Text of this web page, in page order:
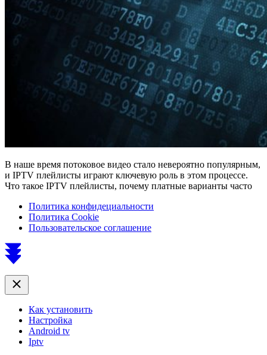
В наше время потоковое видео стало невероятно популярным,
и IPTV плейлисты играют ключевую роль в этом процессе.
Что такое IPTV плейлисты, почему платные варианты часто
Политика конфидециальности
Политика Cookie
Пользовательское соглашение
Scroll
to
Close
Как установить
Настройка
Android tv
Iptv